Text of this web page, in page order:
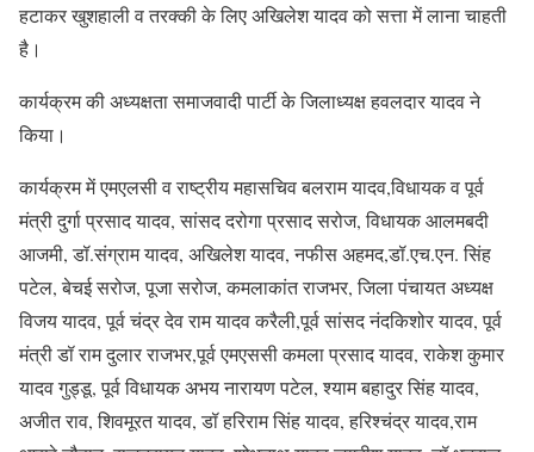
हटाकर खुशहाली व तरक्की के लिए अखिलेश यादव को सत्ता में लाना चाहती
है।
कार्यक्रम की अध्यक्षता समाजवादी पार्टी के जिलाध्यक्ष हवलदार यादव ने
किया।
कार्यक्रम में एमएलसी व राष्ट्रीय महासचिव बलराम यादव,विधायक व पूर्व
मंत्री दुर्गा प्रसाद यादव, सांसद दरोगा प्रसाद सरोज, विधायक आलमबदी
आजमी, डॉ.संग्राम यादव, अखिलेश यादव, नफीस अहमद,डॉ.एच.एन. सिंह
पटेल, बेचई सरोज, पूजा सरोज, कमलाकांत राजभर, जिला पंचायत अध्यक्ष
विजय यादव, पूर्व चंद्र देव राम यादव करैली,पूर्व सांसद नंदकिशोर यादव, पूर्व
मंत्री डॉ राम दुलार राजभर,पूर्व एमएससी कमला प्रसाद यादव, राकेश कुमार
यादव गुड्डू, पूर्व विधायक अभय नारायण पटेल, श्याम बहादुर सिंह यादव,
अजीत राव, शिवमूरत यादव, डॉ हरिराम सिंह यादव, हरिश्चंद्र यादव,राम